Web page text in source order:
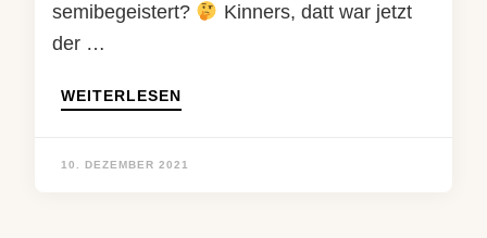
semibegeistert?
Kinners, datt war jetzt
der …
WEITERLESEN
10. DEZEMBER 2021